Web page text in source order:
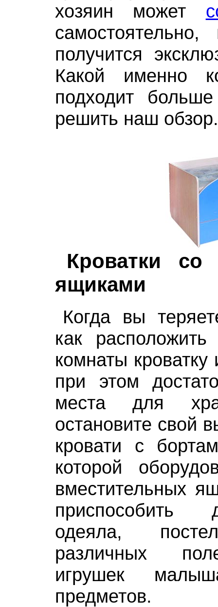
хозяин может
получится
Какой именно
подходит
решить наш обзор.
Кроватки со
ящиками
Когда вы
как расположить
комнаты
при этом
места для
остановите свой
кровати с
которой
вместительных
одеяла,
различных
игрушек
предметов.